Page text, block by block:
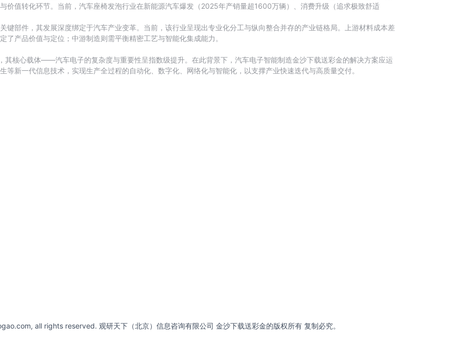
价值转化环节。当前，汽车座椅发泡行业在新能源汽车爆发（2025年产销量超1600万辆）、消费升级（追求极致舒适
键部件，其发展深度绑定于汽车产业变革。当前，该行业呈现出专业化分工与纵向整合并存的产业链格局。上游材料成本差
产品价值与定位；中游制造则需平衡精密工艺与智能化集成能力。
其核心载体——汽车电子的复杂度与重要性呈指数级提升。在此背景下，汽车电子智能制造金沙下载送彩金的解决方案应运
等新一代信息技术，实现生产全过程的自动化、数字化、网络化与智能化，以支撑产业快速迭代与高质量交付。
all rights reserved. 观研天下（北京）信息咨询有限公司 金沙下载送彩金的版权所有 复制必究。